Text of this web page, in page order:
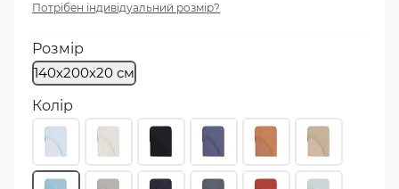
Потрібен індивідуальний розмір?
Розмір
140х200х20 см
Колір